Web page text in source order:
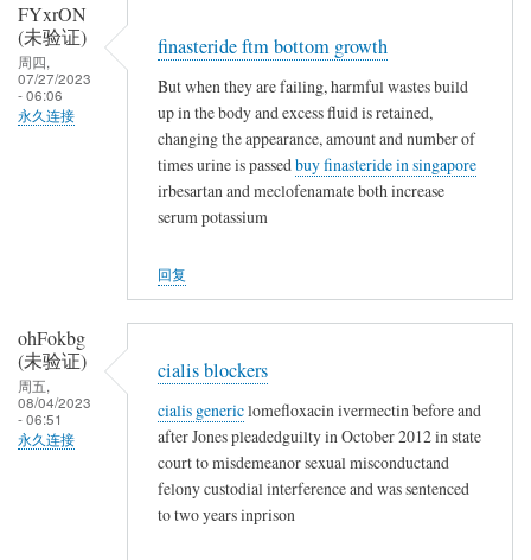
FYxrON
(未验证)
周四,
07/27/2023
- 06:06
永久连接
finasteride ftm bottom growth
But when they are failing, harmful wastes build
up in the body and excess fluid is retained,
changing the appearance, amount and number of
times urine is passed buy finasteride in singapore
irbesartan and meclofenamate both increase
serum potassium
回复
ohFokbg
(未验证)
周五,
08/04/2023
- 06:51
永久连接
cialis blockers
cialis genericlomefloxacin ivermectin before and
after Jones pleadedguilty in October 2012 in state
court to misdemeanor sexual misconductand
felony custodial interference and was sentenced
to two years inprison